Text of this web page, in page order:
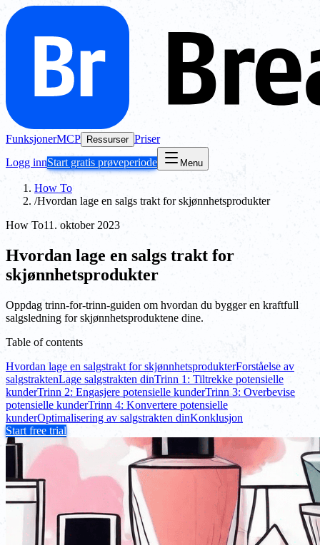
FunksjonerMCP Ressurser Priser
Logg innStart gratis prøveperiode Menu
How To
/Hvordan lage en salgs trakt for skjønnhetsprodukter
How To11. oktober 2023
Hvordan lage en salgs trakt for
skjønnhetsprodukter
Oppdag trinn-for-trinn-guiden om hvordan du bygger en kraftfull
salgsledning for skjønnhetsproduktene dine.
Table of contents
Hvordan lage en salgstrakt for skjønnhetsprodukterForståelse av
salgstraktenLage salgstrakten dinTrinn 1: Tiltrekke potensielle
kunderTrinn 2: Engasjere potensielle kunderTrinn 3: Overbevise
potensielle kunderTrinn 4: Konvertere potensielle
kunderOptimalisering av salgstrakten dinKonklusjon
Start free trial